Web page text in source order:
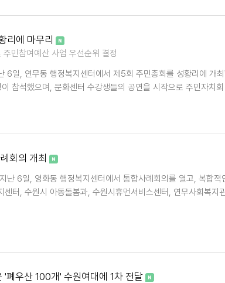
리에 마무리
민참여예산 사업 우선순위 결정
6일, 연무동 행정복지센터에서 제5회 주민총회를 성황리에 개
참석했으며, 문화센터 수강생들의 공연을 시작으로 주민자치
회의 개최
난 6일, 영화동 행정복지센터에서 통합사례회의를 열고, 복합
센터, 수원시 아동돌봄과, 수원시휴먼서비스센터, 연무사회복지
'폐우산 100개' 수원여대에 1차 전달